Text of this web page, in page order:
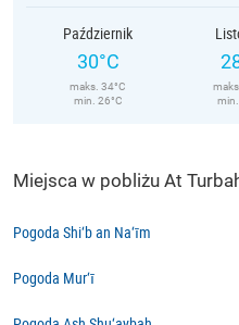
Październik
30°C
maks. 34°C
min. 26°C
min.
Miejsca w pobliżu At
Pogoda Shi‘b an Na‘īm
Pogoda Mur‘ī